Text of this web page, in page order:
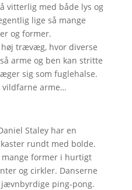
vitterlig med både lys og
lige så mange
og former.
trævæg, hvor diverse
arme og ben kan stritte
sig som fuglehalse.
vildfarne arme…
Staley har en
rundt med bolde.
former i hurtigt
og cirkler. Danserne
ping-pong.